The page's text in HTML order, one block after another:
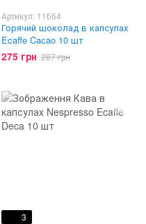
Артикул: 11664
Горячий шоколад в капсулах
Ecaffe Cacao 10 шт
275 грн 287 грн
3